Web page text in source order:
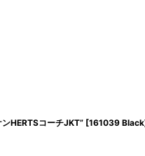
HERTSコーチJKT” [161039 Black